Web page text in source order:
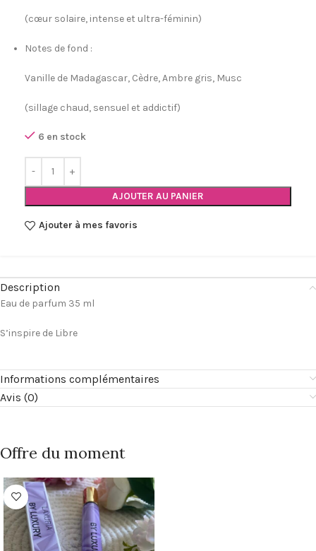
(cœur solaire, intense et ultra-féminin)
Notes de fond :
Vanille de Madagascar, Cèdre, Ambre gris, Musc
(sillage chaud, sensuel et addictif)
6 en stock
AJOUTER AU PANIER
Ajouter à mes favoris
Description
Eau de parfum 35 ml
S’inspire de Libre
Informations complémentaires
Avis (0)
Offre du moment